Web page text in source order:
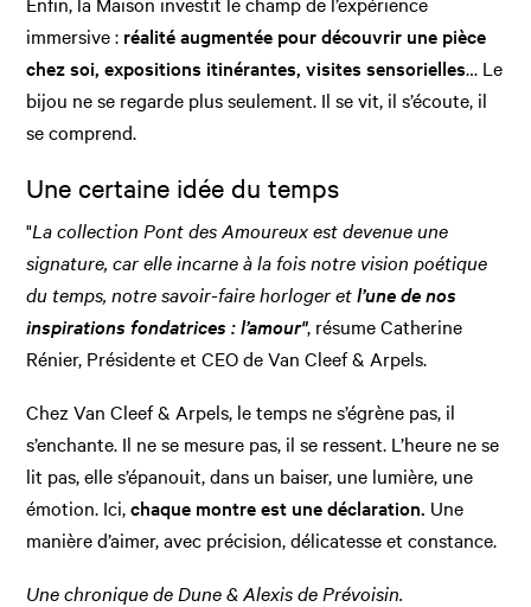
immersive : réalité augmentée pour découvrir une pièce
chez soi, expositions itinérantes, visites sensorielles… Le
bijou ne se regarde plus seulement. Il se vit, il s’écoute, il
se comprend.
Une certaine idée du temps
"La collection Pont des Amoureux est devenue une
signature, car elle incarne à la fois notre vision poétique
du temps, notre savoir-faire horloger etl’une de nos
inspirations fondatrices : l’amour", résume Catherine
Rénier, Présidente et CEO de Van Cleef & Arpels.
Chez Van Cleef & Arpels, le temps ne s’égrène pas, il
s’enchante. Il ne se mesure pas, il se ressent. L’heure ne se
lit pas, elle s’épanouit, dans un baiser, une lumière, une
émotion. Ici,chaque montre est une déclaration. Une
manière d’aimer, avec précision, délicatesse et constance.
Une chronique de Dune & Alexis de Prévoisin.